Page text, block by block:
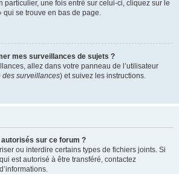
particulier, une fois entré sur celui-ci, cliquez sur le
qui se trouve en bas de page.
mes surveillances de sujets ?
allez dans votre panneau de l’utilisateur
des surveillances) et suivez les instructions.
sur ce forum ?
ou interdire certains types de fichiers joints. Si
est autorisé à être transféré, contactez